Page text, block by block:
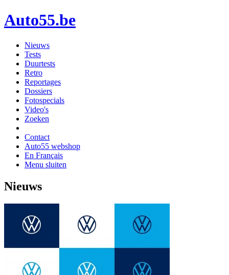
Auto55.be
Nieuws
Tests
Duurtests
Retro
Reportages
Dossiers
Fotospecials
Video's
Zoeken
Contact
Auto55 webshop
En Français
Menu sluiten
Nieuws